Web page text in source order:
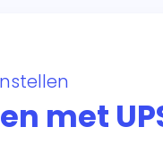
met